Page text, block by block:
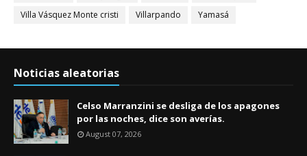
Villa Vásquez Monte cristi
Villarpando Yamasá
Noticias aleatorias
Celso Marranzini se desliga de los apagones
por las noches, dice son averías.
August 07, 2026